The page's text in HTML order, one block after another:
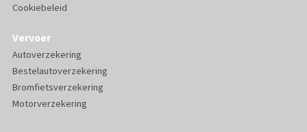
Cookiebeleid
Vervoer
Autoverzekering
Bestelautoverzekering
Bromfietsverzekering
Motorverzekering